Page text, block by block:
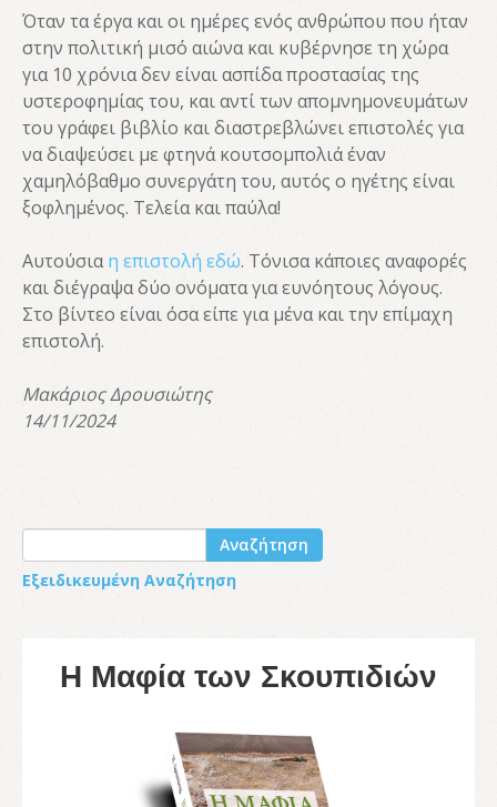
Όταν τα έργα και οι ημέρες ενός ανθρώπου που ήταν
στην πολιτική μισό αιώνα και κυβέρνησε τη χώρα
για 10 χρόνια δεν είναι ασπίδα προστασίας της
υστεροφημίας του, και αντί των απομνημονευμάτων
του γράφει βιβλίο και διαστρεβλώνει επιστολές για
να διαψεύσει με φτηνά κουτσομπολιά έναν
χαμηλόβαθμο συνεργάτη του, αυτός ο ηγέτης είναι
ξοφλημένος. Τελεία και παύλα!
Αυτούσιαη επιστολή εδώ. Τόνισα κάποιες αναφορές
και διέγραψα δύο ονόματα για ευνόητους λόγους.
Στο βίντεο είναι όσα είπε για μένα και την επίμαχη
επιστολή.
Μακάριος Δρουσιώτης
14/11/2024
Αναζήτηση
Εξειδικευμένη Αναζήτηση
Η Μαφία των Σκουπιδιών